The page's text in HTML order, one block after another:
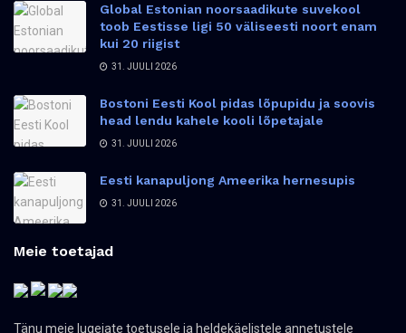
Global Estonian noorsaadikute suvekool
toob Eestisse ligi 50 väliseesti noort enam
kui 20 riigist
31. JUULI 2026
Bostoni Eesti Kool pidas lõpupidu ja soovis
head lendu kahele kooli lõpetajale
31. JUULI 2026
Eesti kanapuljong Ameerika hernesupis
31. JUULI 2026
Meie toetajad
Tänu meie lugejate toetusele ja heldekäelistele annetustele